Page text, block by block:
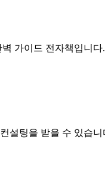
가이드 전자책입니다.
설팅을 받을 수 있습니